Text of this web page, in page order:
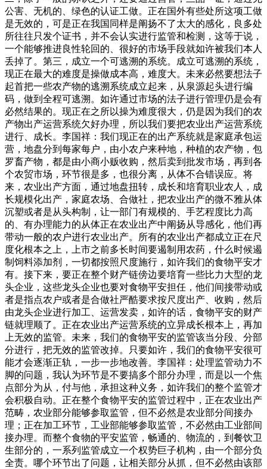
公害、无机的、绿色的认证工做。正在国外有些处所这项工做
是无效的，可是正在我国同样是阐扬不了太大的感化，良多处
所往往只发个证书，并不会认实进行监管和检测，这等于说，
一个能够推进良性轮回的、很好的市场手段就如许被我们本人
丢掉了。第三，成立一个可逃溯的系统。成立可逃溯的系统，
现正在最大的难度是操做成本高，难度大。未来必然要想法子
起首把一些农产物的逃溯系统成立起来，从泉源起头进行编
码，做到全程可逃溯。如许通过市场的法子进行管理仍是会有
必然结果的。现正在之所以操为难度很大，仍是因为我们的农
产物出产运营系统欠好办理，所以我们要把农业出产运营系统
进行、成长。李国祥：我们现正在的出产系统就是家庭承包运
营，地盘分到每家每户，由小农户来种地，种植的农产物，包
罗畜产物，都是由小商小贩收购，然后卖到批发市场，再到各
个农贸市场，环节很是多，也很分离，从体不合错误应。将
来，农业出产方面，通过地盘扭转，成长和培育职业农人，成
长规模化出产，家庭农场、合做社，把农业出产的微不雅从体
沉塑或者是从头构制，让一部门有规模的、手艺程度比力高
的、有办理能力的从体正在农业出产中阐扬从导感化，他们再
带动一般的农户进行农业出产。所有的农业出产都成立正在尺
度化根本之上，上市之前多长时间要遏制用农药，什么时候遏
制饲料添加剂，一切都按照尺度施行，如许我们的食物平安才
有。接下来，要正在整个财产链傍边要培育一些比力大型的龙
头企业，这些龙头企业也要对食物平安担任，他们间接带动或
者是指点农户或者是合做社严酷要求按尺度出产、收购，然后
由龙头企业进行加工、运营发卖，如许的话，食物平安的财产
链就理顺了。正在农业出产运营系统的立异成长根本上，再加
上无效的监管。未来，我们的食物平安的监管该当分段、分部
分进行，把无效的监管改掉。只要如许，我们的食物平安很可
能才会逐渐正轨，一步一步地改善。李国祥：处理监管动力不
脚的问题，我认为环节是不要搞多个部分办理，而是以一个焦
点部分为从，付与他，承担这种义务，如许我们的整个监管才
会积极自动。正在整个食物平安的监管过程中，正在农业出产
范畴，农业部分能够参取监管，但不必然是农业部分间接办
理；正在加工环节，工业部能够参取监管，不必然由工业部间
接办理。而整个食物的平安监管，畅通的、物流的，到餐饮卫
生部分的，一系列监管成立一个权势巨子机构，由一个部分负
全责。哪个环节出了问题，让相关部分从抓，但不必然由该部